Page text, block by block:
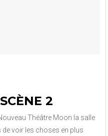
2
Théâtre Moon la salle
voir les choses en plus